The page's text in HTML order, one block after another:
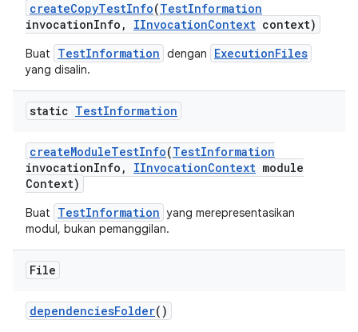
createCopyTestInfo(TestInformation
invocationInfo , IInvocationContext context)
Buat TestInformation dengan ExecutionFiles
yang disalin.
static TestInformation
createModuleTestInfo(TestInformation
invocationInfo , IInvocationContext module
Context)
Buat TestInformation yang merepresentasikan
modul, bukan pemanggilan.
File
dependenciesFolder()